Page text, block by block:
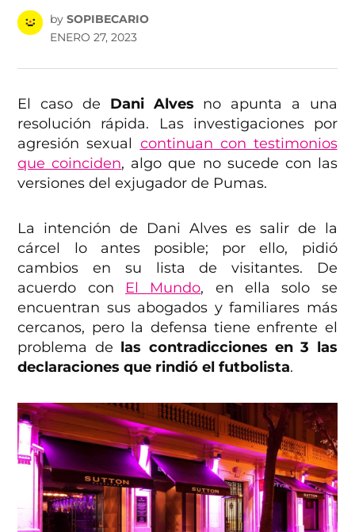
by SOPIBECARIO
ENERO 27, 2023
El caso de Dani Alves no apunta a una
resolución rápida. Las investigaciones por
agresión sexual continuan con testimonios
que coinciden, algo que no sucede con las
versiones del exjugador de Pumas.
La intención de Dani Alves es salir de la
cárcel lo antes posible; por ello, pidió
cambios en su lista de visitantes. De
acuerdo con El Mundo, en ella solo se
encuentran sus abogados y familiares más
cercanos, pero la defensa tiene enfrente el
problema de las contradicciones en 3 las
declaraciones que rindió el futbolista.